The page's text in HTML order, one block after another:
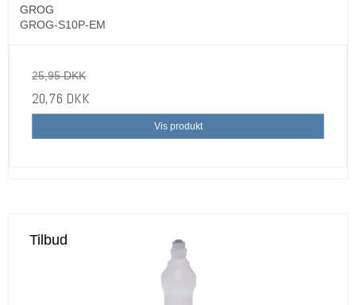
GROG
GROG-S10P-EM
25,95 DKK
20,76 DKK
Vis produkt
Tilbud